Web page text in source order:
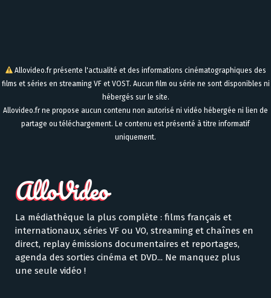
Allovideo.fr présente l'actualité et des informations cinématographiques des
films et séries en streaming VF et VOST. Aucun film ou série ne sont disponibles ni
hébergés sur le site.
Allovideo.fr ne propose aucun contenu non autorisé ni vidéo hébergée ni lien de
partage ou téléchargement. Le contenu est présenté à titre informatif
uniquement.
La médiathèque la plus complète : films français et
internationaux, séries VF ou VO, streaming et chaînes en
direct, replay émissions documentaires et reportages,
agenda des sorties cinéma et DVD... Ne manquez plus
une seule vidéo !